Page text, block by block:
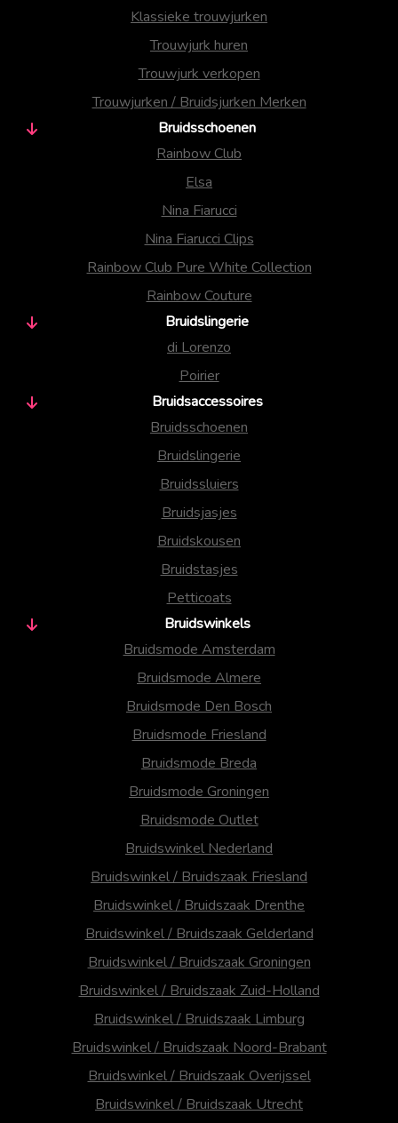
Klassieke trouwjurken
Trouwjurk huren
Trouwjurk verkopen
Trouwjurken / Bruidsjurken Merken
Bruidsschoenen
Rainbow Club
Elsa
Nina Fiarucci
Nina Fiarucci Clips
Rainbow Club Pure White Collection
Rainbow Couture
Bruidslingerie
di Lorenzo
Poirier
Bruidsaccessoires
Bruidsschoenen
Bruidslingerie
Bruidssluiers
Bruidsjasjes
Bruidskousen
Bruidstasjes
Petticoats
Bruidswinkels
Bruidsmode Amsterdam
Bruidsmode Almere
Bruidsmode Den Bosch
Bruidsmode Friesland
Bruidsmode Breda
Bruidsmode Groningen
Bruidsmode Outlet
Bruidswinkel Nederland
Bruidswinkel / Bruidszaak Friesland
Bruidswinkel / Bruidszaak Drenthe
Bruidswinkel / Bruidszaak Gelderland
Bruidswinkel / Bruidszaak Groningen
Bruidswinkel / Bruidszaak Zuid-Holland
Bruidswinkel / Bruidszaak Limburg
Bruidswinkel / Bruidszaak Noord-Brabant
Bruidswinkel / Bruidszaak Overijssel
Bruidswinkel / Bruidszaak Utrecht